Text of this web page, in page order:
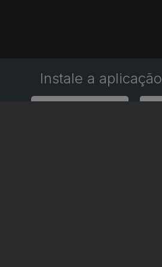
Instale a aplicação